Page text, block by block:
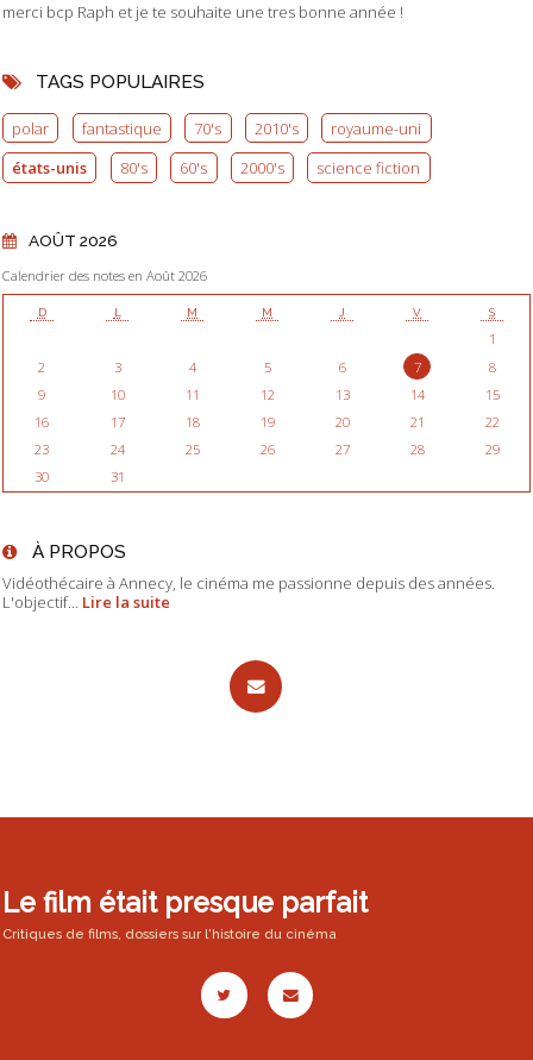
merci bcp Raph et je te souhaite une tres bonne année !
TAGS POPULAIRES
polar fantastique 70's 2010's
royaume-uni
états-unis
80's 60's 2000's science fiction
AOÛT 2026
Calendrier des notes en Août 2026
D L M M J V S
1
2
3 4 5 6 7
8
9
10 11 12 13 14
15
16
17 18 19 20 21
22
23
24 25 26 27 28
29
30
31
À PROPOS
Vidéothécaire à Annecy, le cinéma me passionne depuis des années.
L'objectif... Lire la suite
Le film était presque parfait
Critiques de films, dossiers sur l'histoire du cinéma